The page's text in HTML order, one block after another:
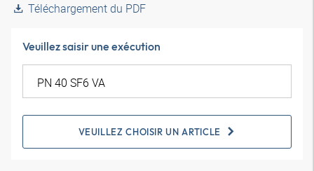
Téléchargement du PDF
Veuillez saisir une exécution
VEUILLEZ CHOISIR UN ARTICLE